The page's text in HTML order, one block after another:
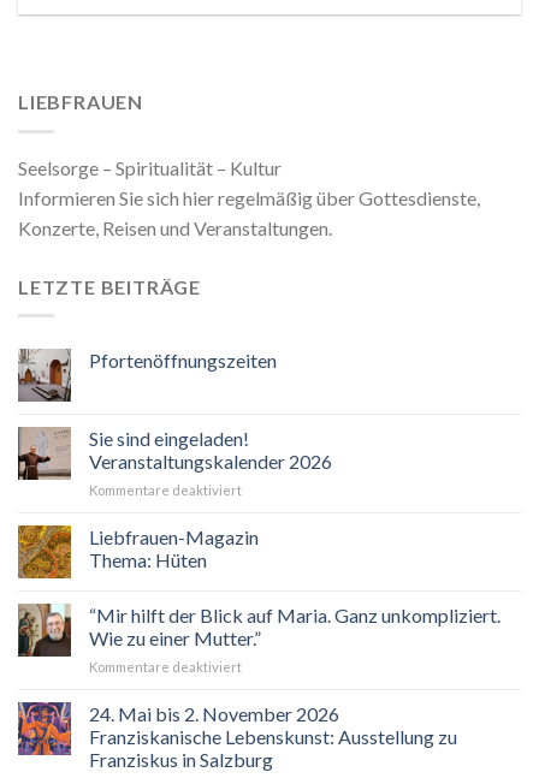
LIEBFRAUEN
Seelsorge – Spiritualität – Kultur
Informieren Sie sich hier regelmäßig über Gottesdienste,
Konzerte, Reisen und Veranstaltungen.
LETZTE BEITRÄGE
Pfortenöffnungszeiten
Sie sind eingeladen!
Veranstaltungskalender 2026
Kommentare deaktiviertfür
sind
Liebfrauen-Magazin
Thema: Hüten
“Mir hilft der Blick auf Maria. Ganz unkompliziert.
Wie zu einer Mutter.”
Kommentare deaktiviertfür
hilft
Blick
auf
24. Mai bis 2. November 2026
Franziskanische Lebenskunst: Ausstellung zu
Franziskus in Salzburg